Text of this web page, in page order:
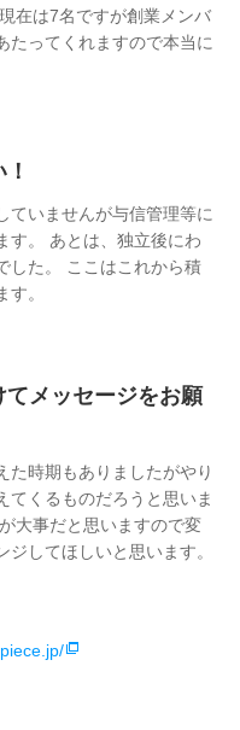
在は7名ですが創業メンバ
たってくれますので本当に
ていませんが与信管理等に
す。 あとは、独立後にわ
した。 ここはこれから積
。
メッセージをお願
た時期もありましたがやり
てくるものだろうと思いま
大事だと思いますので変
してほしいと思います。